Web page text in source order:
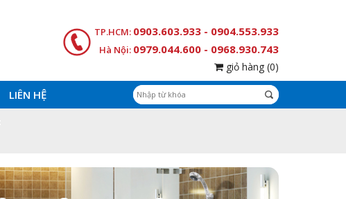
TP.HCM: 0903.603.933 - 0904.553.933
Hà Nội: 0979.044.600 - 0968.930.743
giỏ hàng (0)
LIÊN HỆ